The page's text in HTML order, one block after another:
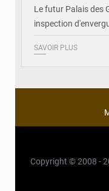
Le futur Palais des
inspection
SAVOIR PLUS
Copyright © 2008 -